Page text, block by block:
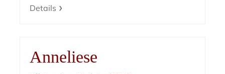
Details
Anneliese